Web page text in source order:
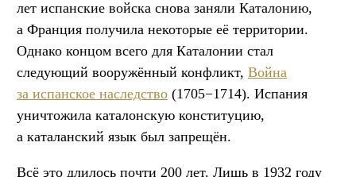
лет испанские войска снова заняли Каталонию,
а Франция получила некоторые её территории.
Однако концом всего для Каталонии стал
следующий вооружённый конфликт, Война
за испанское наследство (1705−1714). Испания
уничтожила каталонскую конституцию,
а каталанский язык был запрещён.
Всё это длилось почти 200 лет. Лишь в 1932 году